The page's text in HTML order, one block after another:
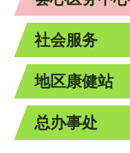
社会服务
地区康健站
总办事处